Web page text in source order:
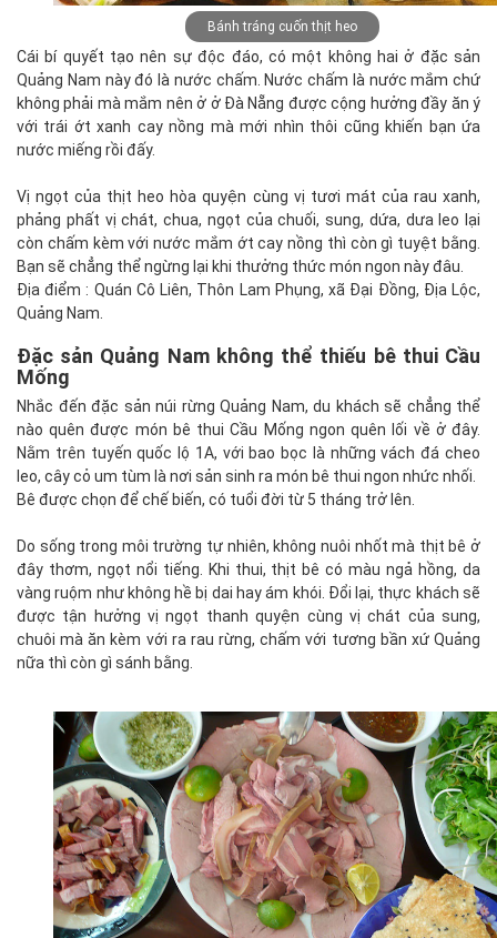
Bánh tráng cuốn thịt heo
Cái bí quyết tạo nên sự độc đáo, có một không hai ở đặc sản
Quảng Nam này đó là nước chấm. Nước chấm là nước mắm chứ
không phải mà mắm nên ở ở Đà Nẵng được cộng hưởng đầy ăn ý
với trái ớt xanh cay nồng mà mới nhìn thôi cũng khiến bạn ứa
nước miếng rồi đấy.
Vị ngọt của thịt heo hòa quyện cùng vị tươi mát của rau xanh,
phảng phất vị chát, chua, ngọt của chuối, sung, dứa, dưa leo lại
còn chấm kèm với nước mắm ớt cay nồng thì còn gì tuyệt bằng.
Bạn sẽ chẳng thể ngừng lại khi thưởng thức món ngon này đâu.
Địa điểm : Quán Cô Liên, Thôn Lam Phụng, xã Đại Đồng, Địa Lộc,
Quảng Nam.
Đặc sản Quảng Nam không thể thiếu bê thui Cầu
Mống
Nhắc đến đặc sản núi rừng Quảng Nam, du khách sẽ chẳng thể
nào quên được món bê thui Cầu Mống ngon quên lối về ở đây.
Nằm trên tuyến quốc lộ 1A, với bao bọc là những vách đá cheo
leo, cây cỏ um tùm là nơi sản sinh ra món bê thui ngon nhức nhối.
Bê được chọn để chế biến, có tuổi đời từ 5 tháng trở lên.
Do sống trong môi trường tự nhiên, không nuôi nhốt mà thịt bê ở
đây thơm, ngọt nổi tiếng. Khi thui, thịt bê có màu ngả hồng, da
vàng ruộm như không hề bị dai hay ám khói. Đổi lại, thực khách sẽ
được tận hưởng vị ngọt thanh quyện cùng vị chát của sung,
chuôi mà ăn kèm với ra rau rừng, chấm với tương bần xứ Quảng
nữa thì còn gì sánh bằng.